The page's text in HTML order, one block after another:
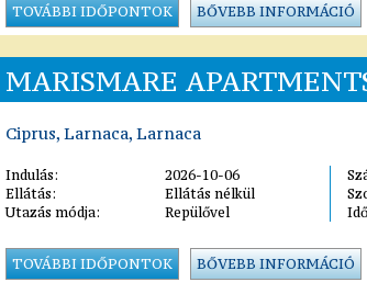
TOVÁBBI IDŐPONTOK BŐVEBB INFORMÁCIÓ
MARISMARE
Ciprus, Larnaca, Larnaca
Indulás:
2026-10-06
Ellátás:
Ellátás nélkül
Utazás módja:
Repülővel
TOVÁBBI IDŐPONTOK BŐVEBB INFORMÁCIÓ